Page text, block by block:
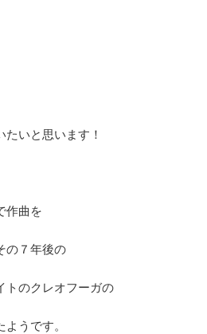
いと思います！
作曲を
の７年後の
トのクレオフーガの
うです。